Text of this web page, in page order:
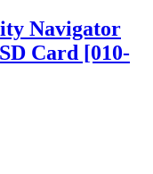
Navigator
Card [010-